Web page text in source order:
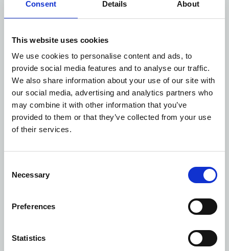
Consent Details About
This website uses cookies
We use cookies to personalise content and ads, to
provide social media features and to analyse our traffic.
We also share information about your use of our site with
our social media, advertising and analytics partners who
may combine it with other information that you’ve
provided to them or that they’ve collected from your use
of their services.
Selection
Necessary
Preferences
Statistics
Плавайте или занимайтесь спортом против
течения с регулируемой скоростью и
Озон используется в качестве естественного
очистителя воды для получения чистой и
прозрачной воды. Химические параметры (Ph,
ORP) автоматически регулируются в
соответствии со строжайшими стандартами
DIN
Сейф в номере